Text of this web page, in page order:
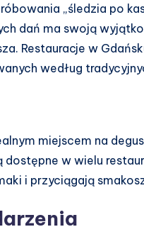
„śledzia po
dań ma swoją
Restauracje w
według
miejscem na
w wielu
i przyciągają